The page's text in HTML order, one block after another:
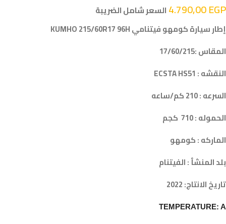
4.790,00EGP
السعر شامل الضريبة
إطار سيارة كومهو فيتنامي KUMHO 215/60R17 96H
المقاس :17/60/215
النقشه : ECSTA HS51
السرعه : 210 كم/ساعه
الحموله : 710 كجم
الماركه : كومهو
بلد المنشأ : الفيتنام
تاريخ الانتاج: 2022
TEMPERATURE: A